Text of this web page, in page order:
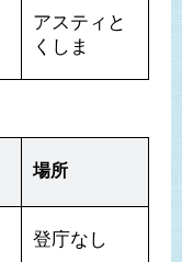
アスティと
くしま
場所
登庁なし